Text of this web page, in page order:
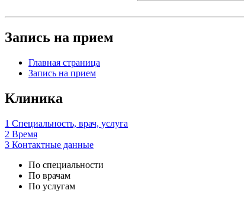
Запись на прием
Главная страница
Запись на прием
Клиника
1 Специальность, врач, услуга
2 Время
3 Контактные данные
По специальности
По врачам
По услугам